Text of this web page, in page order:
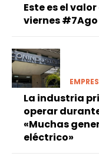
Este es el
viernes #7Ago
La industria
operar
«Muchas
eléctrico»